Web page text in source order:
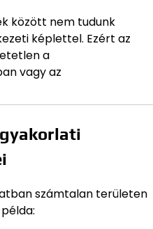
között nem tudunk
képlettel. Ezért az
a
vagy az
számtalan területen